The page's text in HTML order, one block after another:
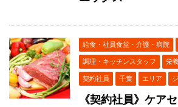
給食・社員食堂・介護・病院
調理・キッチンスタッフ 栄
契約社員 千葉 エリア
《契約社員》ケア